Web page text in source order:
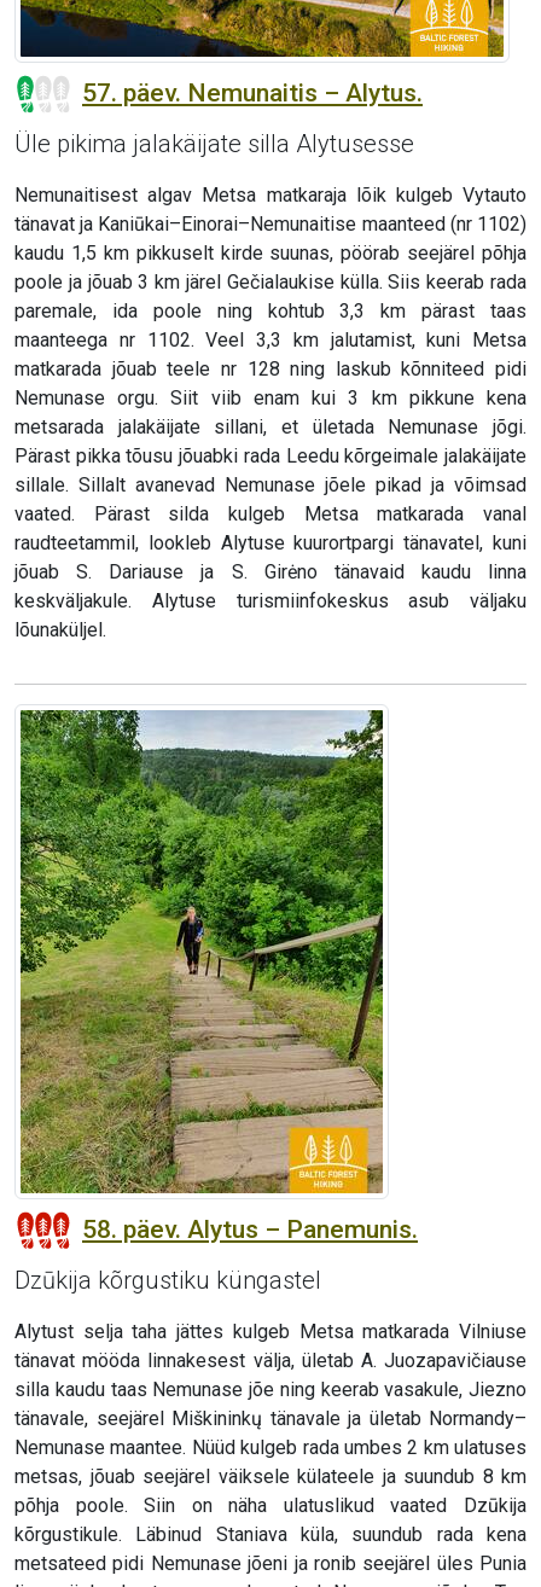
57. päev. Nemunaitis – Alytus.
Üle pikima jalakäijate silla Alytusesse
Nemunaitisest algav Metsa matkaraja lõik kulgeb Vytauto
tänavat ja Kaniūkai–Einorai–Nemunaitise maanteed (nr 1102)
kaudu 1,5 km pikkuselt kirde suunas, pöörab seejärel põhja
poole ja jõuab 3 km järel Gečialaukise külla. Siis keerab rada
paremale, ida poole ning kohtub 3,3 km pärast taas
maanteega nr 1102. Veel 3,3 km jalutamist, kuni Metsa
matkarada jõuab teele nr 128 ning laskub kõnniteed pidi
Nemunase orgu. Siit viib enam kui 3 km pikkune kena
metsarada jalakäijate sillani, et ületada Nemunase jõgi.
Pärast pikka tõusu jõuabki rada Leedu kõrgeimale jalakäijate
sillale. Sillalt avanevad Nemunase jõele pikad ja võimsad
vaated. Pärast silda kulgeb Metsa matkarada vanal
raudteetammil, lookleb Alytuse kuurortpargi tänavatel, kuni
jõuab S. Dariause ja S. Girėno tänavaid kaudu linna
keskväljakule. Alytuse turismiinfokeskus asub väljaku
lõunaküljel.
58. päev. Alytus – Panemunis.
Dzūkija kõrgustiku küngastel
Alytust selja taha jättes kulgeb Metsa matkarada Vilniuse
tänavat mööda linnakesest välja, ületab A. Juozapavičiause
silla kaudu taas Nemunase jõe ning keerab vasakule, Jiezno
tänavale, seejärel Miškininkų tänavale ja ületab Normandy–
Nemunase maantee. Nüüd kulgeb rada umbes 2 km ulatuses
metsas, jõuab seejärel väiksele külateele ja suundub 8 km
põhja poole. Siin on näha ulatuslikud vaated Dzūkija
kõrgustikule. Läbinud Staniava küla, suundub rada kena
metsateed pidi Nemunase jõeni ja ronib seejärel üles Punia